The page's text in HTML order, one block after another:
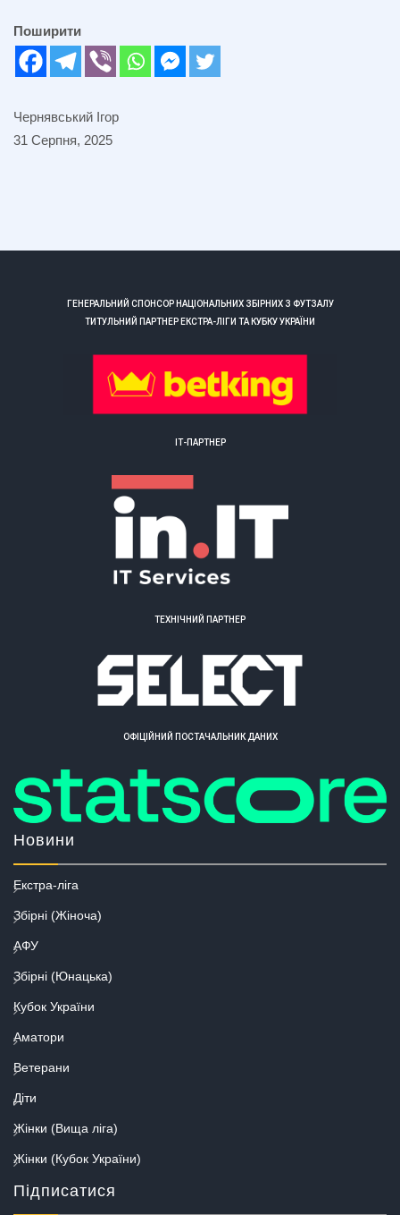
Поширити
Чернявський Ігор
31 Серпня, 2025
ГЕНЕРАЛЬНИЙ СПОНСОР НАЦІОНАЛЬНИХ ЗБІРНИХ З ФУТЗАЛУ
ТИТУЛЬНИЙ ПАРТНЕР ЕКСТРА-ЛІГИ ТА КУБКУ УКРАЇНИ
ІТ-ПАРТНЕР
ТЕХНІЧНИЙ ПАРТНЕР
ОФІЦІЙНИЙ ПОСТАЧАЛЬНИК ДАНИХ
Новини
Екстра-ліга
Збірні (Жіноча)
АФУ
Збірні (Юнацька)
Кубок України
Аматори
Ветерани
Діти
Жінки (Вища ліга)
Жінки (Кубок України)
Підписатися